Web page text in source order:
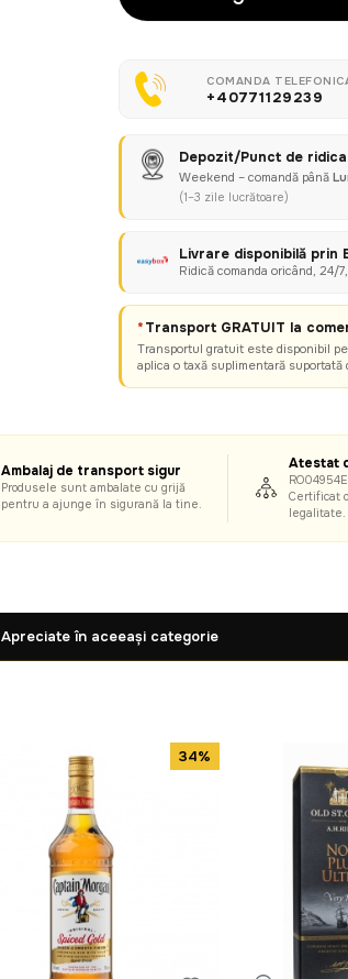
COMANDA
+40771129239
Depozit/Punct de
Weekend – comandă până
(1–3 zile lucrătoare)
Livrare disponibilă prin
Ridică comanda oricând, 24/
*Transport GRATUIT la
Transportul gratuit este disponibil
aplica o taxă suplimentară suportată
Ambalaj de transport sigur
Produsele sunt ambalate cu grijă
pentru a ajunge în siguranță la tine.
Atestat
Certificat
legalitate.
Apreciate în aceeași categorie
34%